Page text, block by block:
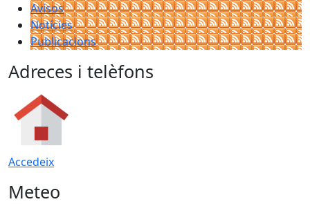
Avisos
Notícies
Publicacions
Adreces i telèfons
Accedeix
Meteo